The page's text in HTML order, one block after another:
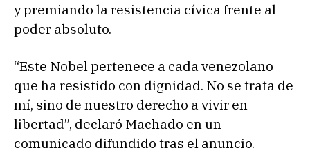
y premiando la resistencia cívica frente al
poder absoluto.
“Este Nobel pertenece a cada venezolano
que ha resistido con dignidad. No se trata de
mí, sino de nuestro derecho a vivir en
libertad”, declaró Machado en un
comunicado difundido tras el anuncio.